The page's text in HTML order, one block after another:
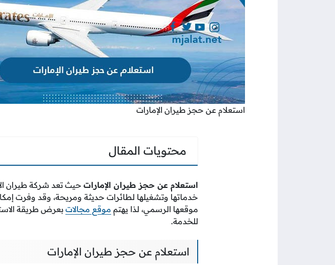
استعلام عن حجز طيران الإمارات
محتويات المقال
استعلام عن حجز طيران الإمارات حيث تعد شركة طيران
خدماتها وتشغيلها لطائرات حديثة ومريحة، وقد وفرت
موقعها الرسمي، لذا يهتم موقع مجالات بعرض طريقة
للخدمة.
استعلام عن حجز طيران الإمارات